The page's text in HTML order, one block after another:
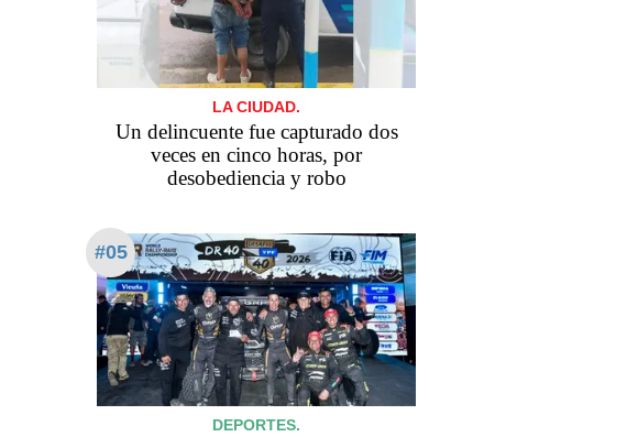
LA CIUDAD.
Un delincuente fue capturado dos
veces en cinco horas, por
desobediencia y robo
#05
DEPORTES.